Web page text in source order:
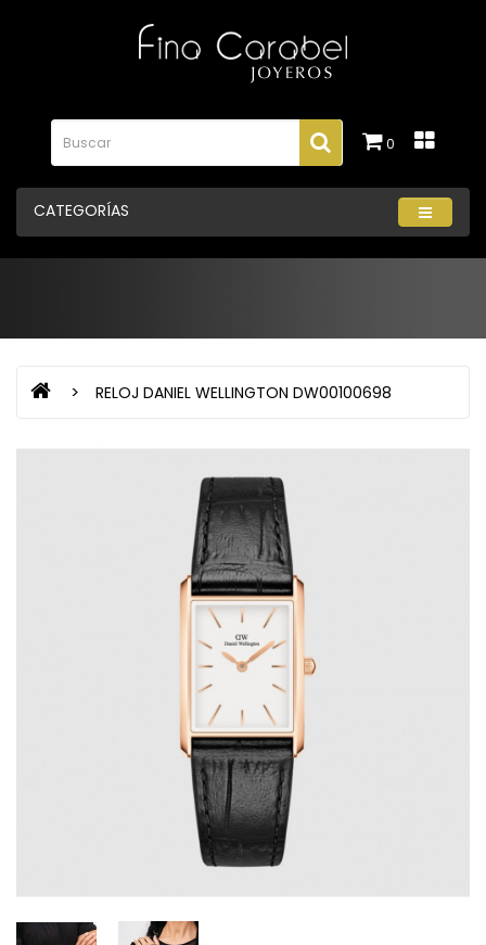
0
CATEGORÍAS
RELOJ DANIEL WELLINGTON DW00100698